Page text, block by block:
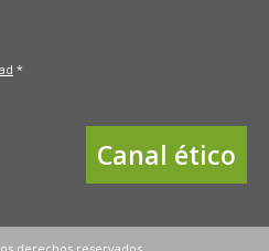
*
Canal ético